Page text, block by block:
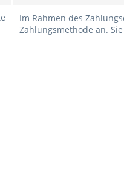
Im Rahmen des
Zahlungsmethode an.